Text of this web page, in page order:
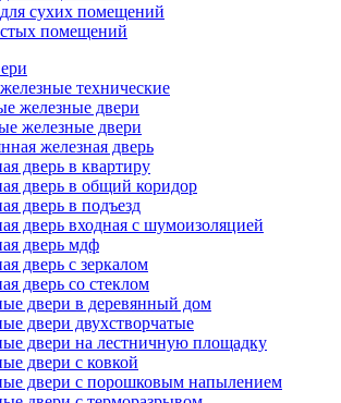
сухих помещений
помещений
технические
железные двери
железные двери
железная дверь
дверь в квартиру
дверь в общий коридор
дверь в подъезд
дверь входная с шумоизоляцией
дверь мдф
дверь с зеркалом
дверь со стеклом
двери в деревянный дом
двери двухстворчатые
двери на лестничную площадку
двери с ковкой
двери с порошковым напылением